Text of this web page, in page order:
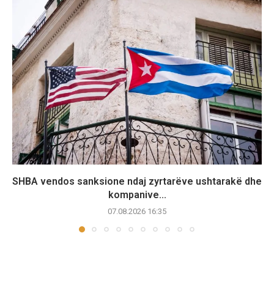
SHBA vendos sanksione ndaj zyrtarëve ushtarakë dhe
kompanive...
07.08.2026 16:35